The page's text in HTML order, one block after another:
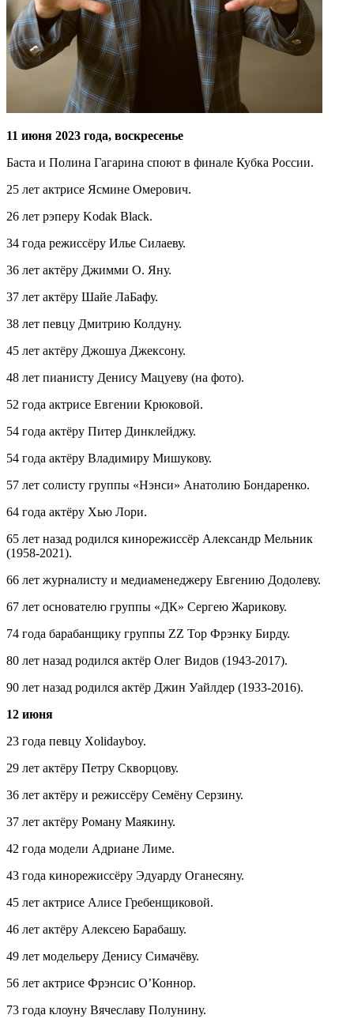
11 июня 2023 года, воскресенье
Баста и Полина Гагарина споют в финале Кубка России.
25 лет актрисе Ясмине Омерович.
26 лет рэперу Kodak Black.
34 года режиссёру Илье Силаеву.
36 лет актёру Джимми О. Яну.
37 лет актёру Шайе ЛаБафу.
38 лет певцу Дмитрию Колдуну.
45 лет актёру Джошуа Джексону.
48 лет пианисту Денису Мацуеву (на фото).
52 года актрисе Евгении Крюковой.
54 года актёру Питер Динклейджу.
54 года актёру Владимиру Мишукову.
57 лет солисту группы «Нэнси» Анатолию Бондаренко.
64 года актёру Хью Лори.
65 лет назад родился кинорежиссёр Александр Мельник
(1958-2021).
66 лет журналисту и медиаменеджеру Евгению Додолеву.
67 лет основателю группы «ДК» Сергею Жарикову.
74 года барабанщику группы ZZ Top Фрэнку Бирду.
80 лет назад родился актёр Олег Видов (1943-2017).
90 лет назад родился актёр Джин Уайлдер (1933-2016).
12 июня
23 года певцу Xolidayboy.
29 лет актёру Петру Скворцову.
36 лет актёру и режиссёру Семёну Серзину.
37 лет актёру Роману Маякину.
42 года модели Адриане Лиме.
43 года кинорежиссёру Эдуарду Оганесяну.
45 лет актрисе Алисе Гребенщиковой.
46 лет актёру Алексею Барабашу.
49 лет модельеру Денису Симачёву.
56 лет актрисе Фрэнсис О’Коннор.
73 года клоуну Вячеславу Полунину.